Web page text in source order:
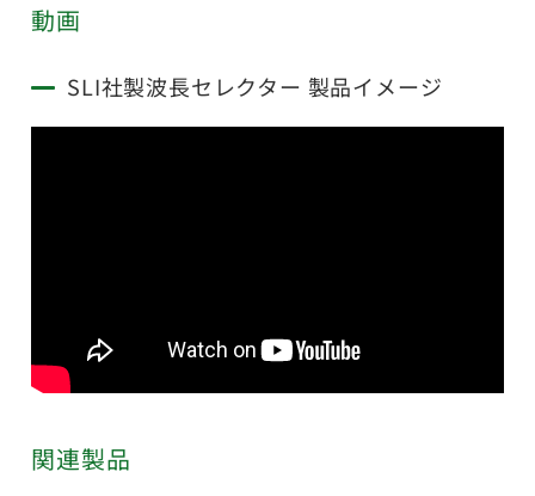
動画
SLI社製波長セレクター 製品イメージ
関連製品